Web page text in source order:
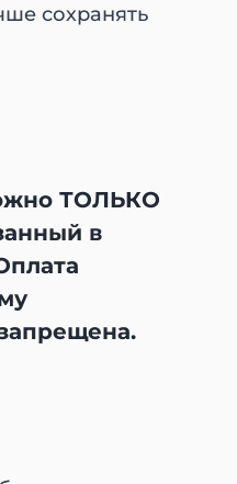
сохранять
ТОЛЬКО
в